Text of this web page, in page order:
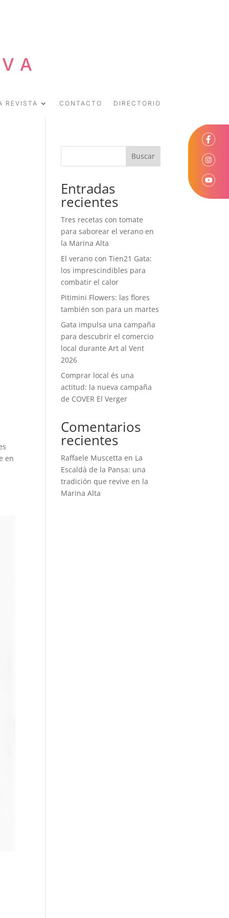
REVISTA CONTACTO DIRECTORIO
en
Buscar
Entradas
recientes
Tres recetas con tomate
para saborear el verano en
la Marina Alta
El verano con Tien21 Gata:
los imprescindibles para
combatir el calor
Pitimini Flowers: las flores
también son para un martes
Gata impulsa una campaña
para descubrir el comercio
local durante Art al Vent
2026
Comprar local és una
actitud: la nueva campaña
de COVER El Verger
Comentarios
recientes
Raffaele Muscetta en La
Escaldà de la Pansa: una
tradición que revive en la
Marina Alta